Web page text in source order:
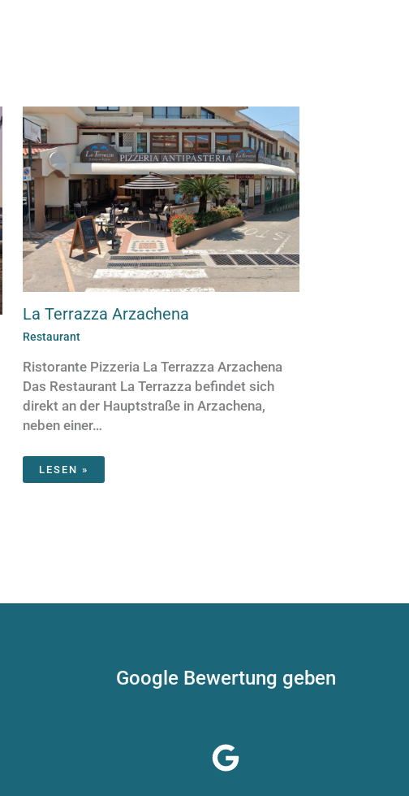
La Terrazza Arzachena
Restaurant
Ristorante Pizzeria La Terrazza Arzachena
Das Restaurant La Terrazza befindet sich
direkt an der Hauptstraße in Arzachena,
neben einer…
LESEN »
Google Bewertung geben